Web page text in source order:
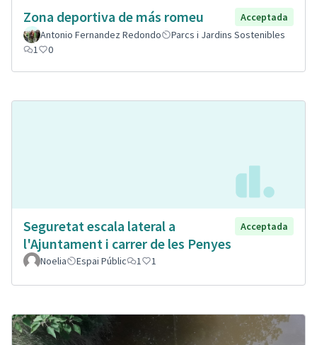
Zona deportiva de más romeu
Acceptada
Antonio Fernandez Redondo
Parcs i Jardins Sostenibles
1
0
Seguretat escala lateral a
l'Ajuntament i carrer de les Penyes
Acceptada
Noelia Espai Públic 1 1